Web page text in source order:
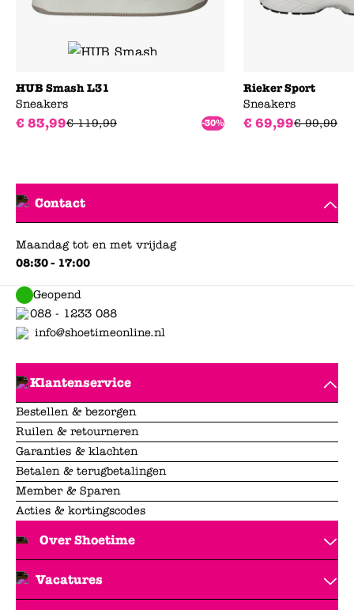
HUB Smash L31
Sneakers
€ 83,99€ 119,99 -30%
Rieker Sport
Sneakers
€ 69,99€ 99,99
Contact
Maandag tot en met vrijdag
08:30 - 17:00
Geopend
088 - 1233 088
info@shoetimeonline.nl
Klantenservice
Bestellen & bezorgen
Ruilen & retourneren
Garanties & klachten
Betalen & terugbetalingen
Member & Sparen
Acties & kortingscodes
Over Shoetime
Vacatures